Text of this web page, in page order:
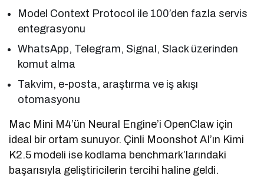
Model Context Protocol ile 100’den fazla servis
entegrasyonu
WhatsApp, Telegram, Signal, Slack üzerinden
komut alma
Takvim, e-posta, araştırma ve iş akışı
otomasyonu
Mac Mini M4’ün Neural Engine’i OpenClaw için
ideal bir ortam sunuyor. Çinli Moonshot AI’ın Kimi
K2.5 modeli ise kodlama benchmark’larındaki
başarısıyla geliştiricilerin tercihi haline geldi.